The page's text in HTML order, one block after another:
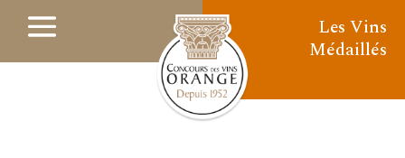
Les Vins
Médaillés